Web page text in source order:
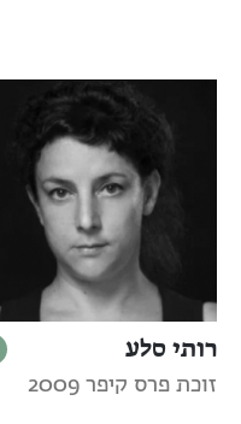
רותי סלע
זוכת פרס קיפר 2009